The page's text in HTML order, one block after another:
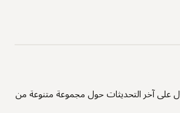
على آخر التحديثات حول مجموعة متنوعة من